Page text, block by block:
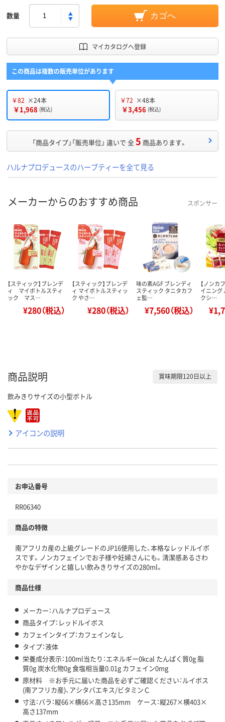
数量 カゴへ
マイカタログへ登録
この商品は複数の販売単位があります
￥82 ×24本
￥1,968 (税込)
￥72 ×48本
￥3,456 (税込)
「商品タイプ」「販売単位」 違いで 全5 商品あります。
ハルナプロデュースのハーブティーを全て見る
メーカーからのおすすめ商品 スポンサー
【スティック】ブレンデ
ィ マイボトルスティ
ック マス…
¥280（税込）
【スティック】ブレンデ
ィ マイボトルスティッ
ク やさ…
¥280（税込）
味の素AGF ブレンディ
スティック タニタカフ
ェ監…
¥7,560（税込）
【ノンカ
イニング
クシ…
商品説明 賞味期限120日以上
飲みきりサイズの小型ボトル
アイコンの説明
お申込番号
RR06340
商品の特徴
南アフリカ産の上級グレードのJP16使用した、本格なレッドルイボ
スです。ノンカフェインでお子様や妊婦さんにも。清潔感あるさわ
やかなデザインと嬉しい飲みきりサイズの280ml。
商品仕様
メーカー：ハルナプロデュース
商品タイプ：レッドルイボス
カフェインタイプ：カフェインなし
タイプ：液体
栄養成分表示：100ml当たり：エネルギー0kcal たんぱく質0g 脂
質0g 炭水化物0g 食塩相当量0.01g カフェイン0mg
原材料 ※お手元に届いた商品を必ずご確認ください：ルイボス
(南アフリカ産)、アシタバエキス/ビタミンＣ
寸法：バラ：縦66×横66×高さ135mm ケース：縦267×横403×
高さ137mm